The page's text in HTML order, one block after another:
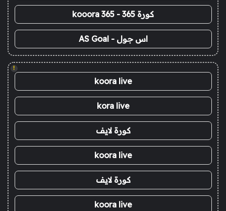
كورة 365 - kooora 365
اس جول - AS Goal
!
koora live
kora live
كورة لايف
koora live
كورة لايف
koora live